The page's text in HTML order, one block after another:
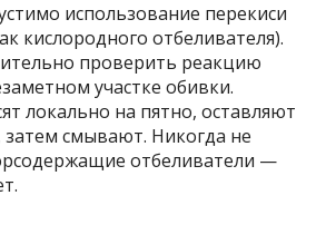
использование перекиси
кислородного отбеливателя).
проверить реакцию
участке обивки.
локально на пятно, оставляют
затем смывают. Никогда не
отбеливатели —